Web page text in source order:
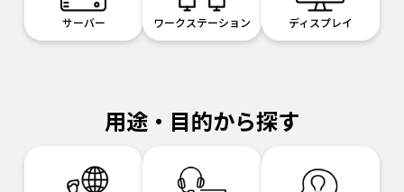
サーバー ワークステーション ディスプレイ
用途・目的から探す